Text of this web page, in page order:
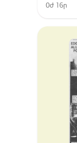
0ժ 16ր